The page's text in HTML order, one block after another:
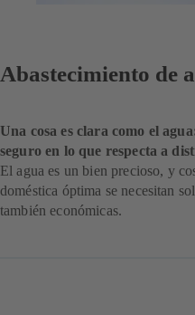
Abastecimiento de
Una cosa es clara como el
seguro en lo que respecta a
El agua es un bien precioso, y
doméstica óptima se necesitan
también económicas.